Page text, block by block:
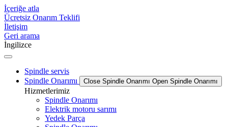
İçeriğe atla
Ücretsiz Onarım Teklifi
İletişim
Geri arama
İngilizce
Spindle servis
Spindle Onarımı
Close Spindle Onarımı Open Spindle Onarımı
Hizmetlerimiz
Spindle Onarımı
Elektrik motoru sarımı
Yedek Parça